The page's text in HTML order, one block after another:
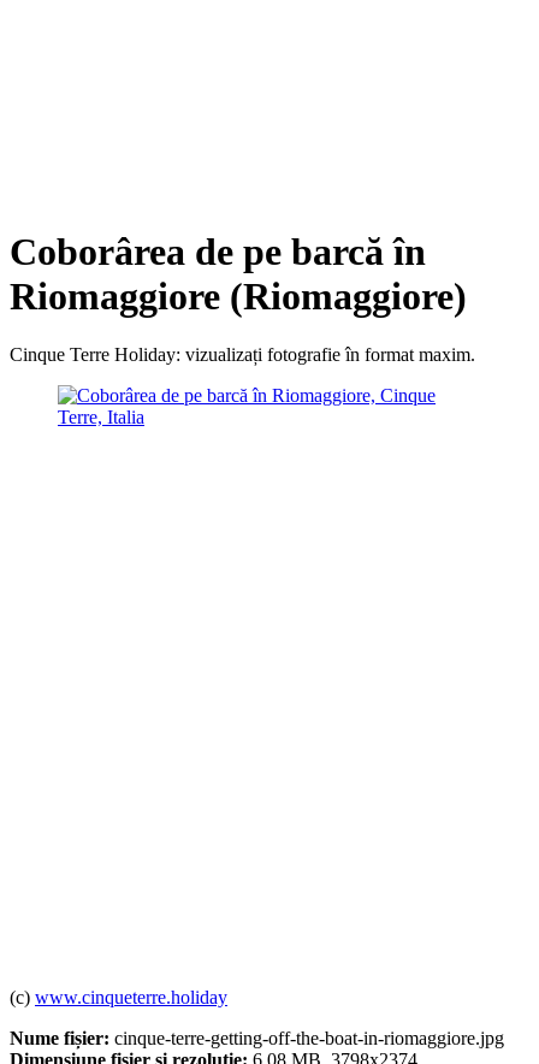
Coborârea de pe barcă în
Riomaggiore (Riomaggiore)
Cinque Terre Holiday: vizualizați fotografie în format maxim.
(c) www.cinqueterre.holiday
Nume fișier: cinque-terre-getting-off-the-boat-in-riomaggiore.jpg